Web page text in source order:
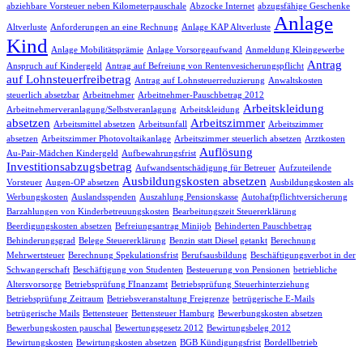
abziehbare Vorsteuer neben Kilometerpauschale Abzocke Internet abzugsfähige Geschenke
Altverluste Anforderungen an eine Rechnung Anlage KAP Altverluste Anlage
Kind
Anlage Mobilitätsprämie Anlage Vorsorgeaufwand
Anmeldung Kleingewerbe
Anspruch auf Kindergeld
Antrag auf Befreiung von Rentenvesicherungspflicht Antrag
auf Lohnsteuerfreibetrag Antrag auf Lohnsteuerreduzierung Anwaltskosten
steuerlich absetzbar Arbeitnehmer Arbeitnehmer-Pauschbetrag 2012
Arbeitnehmerveranlagung/Selbstveranlagung Arbeitskleidung Arbeitskleidung
absetzen Arbeitsmittel absetzen Arbeitsunfall Arbeitszimmer Arbeitszimmer
absetzen Arbeitszimmer Photovoltaikanlage Arbeitszimmer steuerlich absetzen Arztkosten
Au-Pair-Mädchen Kindergeld
Aufbewahrungsfrist Auflösung
Investitionsabzugsbetrag Aufwandsentschädigung für Betreuer Aufzuteilende
Vorsteuer Augen-OP absetzen Ausbildungskosten absetzen Ausbildungskosten als
Werbungskosten Auslandsspenden Auszahlung Pensionskasse Autohaftpflichtversicherung
Barzahlungen von Kinderbetreuungskosten Bearbeitungszeit Steuererklärung
Beerdigungskosten absetzen Befreiungsantrag Minijob Behinderten Pauschbetrag
Behinderungsgrad Belege Steuererklärung Benzin statt Diesel getankt Berechnung
Mehrwertsteuer Berechnung Spekulationsfrist Berufsausbildung Beschäftigungsverbot in der
Schwangerschaft Beschäftigung von Studenten Besteuerung von Pensionen betriebliche
Altersvorsorge Betriebsprüfung FInanzamt Betriebsprüfung Steuerhinterziehung
Betriebsprüfung Zeitraum Betriebsveranstaltung Freigrenze betrügerische E-Mails
betrügerische Mails Bettensteuer Bettensteuer Hamburg Bewerbungskosten absetzen
Bewerbungskosten pauschal Bewertungsgesetz 2012 Bewirtungsbeleg 2012
Bewirtungskosten Bewirtungskosten absetzen BGB Kündigungsfrist Bordellbetrieb